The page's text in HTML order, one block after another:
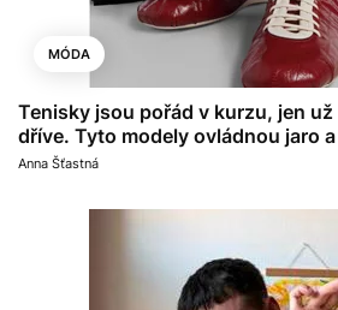
MÓDA
Tenisky jsou pořád v kurzu, jen
dříve. Tyto modely ovládnou jaro
Anna Šťastná